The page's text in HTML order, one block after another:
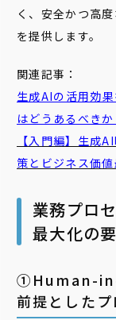
く、安全かつ高
を提供します。
関連記事：
生成AIの活用効
はどうあるべきか
【入門編】生成
策とビジネス価
業務プロ
最大化の
➀Human-
前提とした